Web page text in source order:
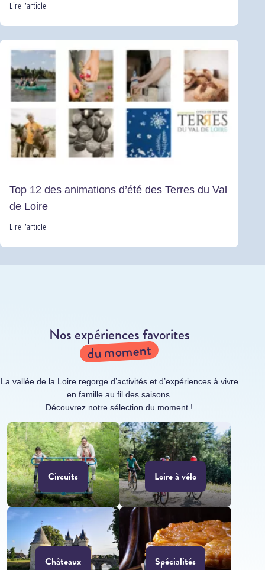
Lire l’article
Top 12 des animations d’été des Terres du Val
de Loire
Lire l’article
Nos expériences favorites
du moment
La vallée de la Loire regorge d’activités et d’expériences à vivre
en famille au fil des saisons.
Découvrez notre sélection du moment !
Circuits Loire à vélo
Châteaux Spécialités